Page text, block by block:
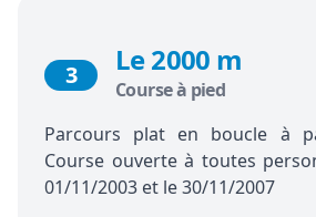
3 Le 2000 m
Course à pied
Parcours plat en boucle à
Course ouverte à toutes
01/11/2003 et le 30/11/2007